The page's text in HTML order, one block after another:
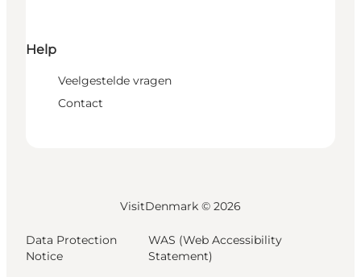
Help
Veelgestelde vragen
Contact
VisitDenmark © 2026
Data Protection
Notice
WAS (Web Accessibility
Statement)